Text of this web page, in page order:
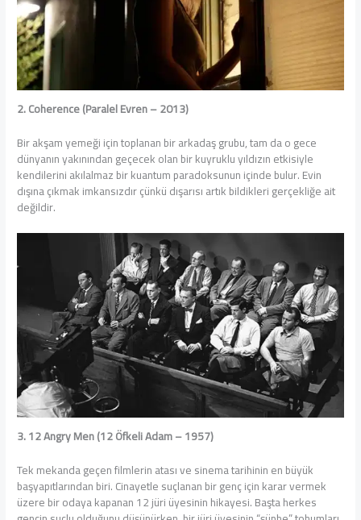
2. Coherence (Paralel Evren – 2013)
Bir akşam yemeği için toplanan bir arkadaş grubu, tam da o gece
dünyanın yakınından geçecek olan bir kuyruklu yıldızın etkisiyle
kendilerini akılalmaz bir kuantum paradoksunun içinde bulur. Evin
dışına çıkmak imkansızdır çünkü dışarısı artık bildikleri gerçekliğe ait
değildir.
3. 12 Angry Men (12 Öfkeli Adam – 1957)
Tek mekanda geçen filmlerin atası ve sinema tarihinin en büyük
başyapıtlarından biri. Cinayetle suçlanan bir genç için karar vermek
üzere bir odaya kapanan 12 jüri üyesinin hikayesi. Başta herkes